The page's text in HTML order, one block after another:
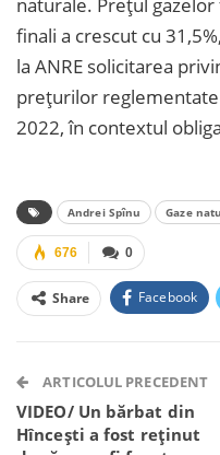
finali a crescut cu
la ANRE solicitarea
prețurilor
2022, în contextul
Andrei Spînu Gaze
0
676
Share Facebook
Telegram WhatsApp
ARTICOLUL PRECEDENT
VIDEO/ Un bărbat din
Hîncești a fost reținut